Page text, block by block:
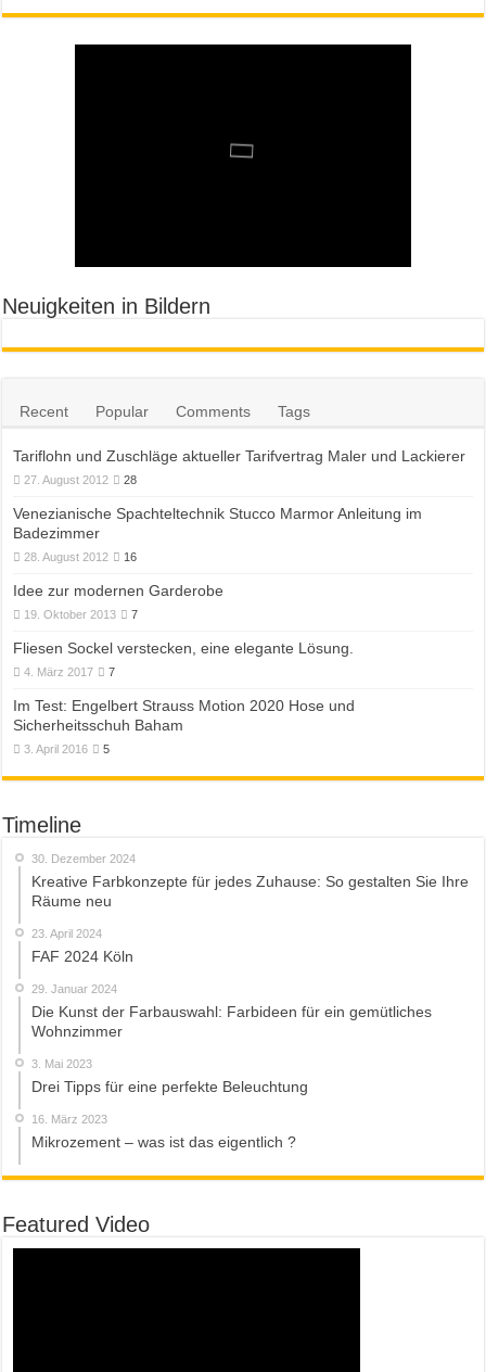
Neuigkeiten in Bildern
Recent Popular Comments Tags
Tariflohn und Zuschläge aktueller Tarifvertrag Maler und Lackierer
27. August 2012 28
Venezianische Spachteltechnik Stucco Marmor Anleitung im
Badezimmer
28. August 2012 16
Idee zur modernen Garderobe
19. Oktober 2013 7
Fliesen Sockel verstecken, eine elegante Lösung.
4. März 2017 7
Im Test: Engelbert Strauss Motion 2020 Hose und
Sicherheitsschuh Baham
3. April 2016 5
Timeline
30. Dezember 2024
Kreative Farbkonzepte für jedes Zuhause: So gestalten Sie Ihre
Räume neu
23. April 2024
FAF 2024 Köln
29. Januar 2024
Die Kunst der Farbauswahl: Farbideen für ein gemütliches
Wohnzimmer
3. Mai 2023
Drei Tipps für eine perfekte Beleuchtung
16. März 2023
Mikrozement – was ist das eigentlich ?
Featured Video